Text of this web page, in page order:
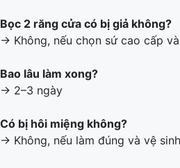
Bọc 2 răng cửa có bị giả không?
→ Không, nếu chọn sứ cao cấp
Bao lâu làm xong?
→ 2–3 ngày
Có bị hôi miệng không?
→ Không, nếu làm đúng và vệ